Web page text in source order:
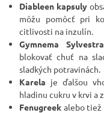
Diableen kapsuly
môžu pomôcť pri
citlivosti na inzulín.
Gymnema
blokovať chuť na
sladkých potravinách.
Karela je ďalšou
hladinu cukru v krvi a
Fenugreek alebo tiež